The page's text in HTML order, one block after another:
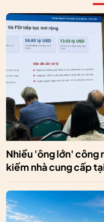
Nhiều 'ông lớn' công
kiếm nhà cung cấp